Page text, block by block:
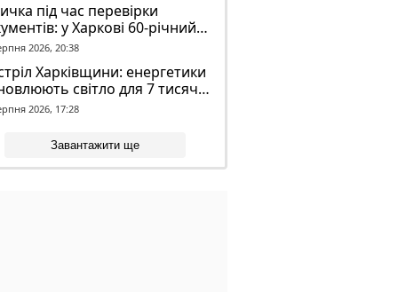
під час перевірки
у Харкові 60-річний
постраждав у конфлікті з
2026, 20:38
Харківщини: енергетики
світло для 7 тисяч
2026, 17:28
Завантажити ще